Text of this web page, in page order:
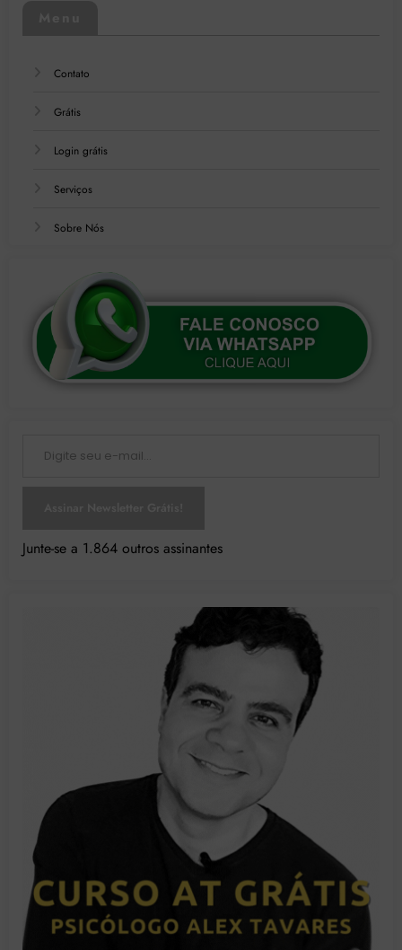
Contato
Grátis
Login grátis
Serviços
Sobre Nós
Junte-se a 1.864 outros assinantes